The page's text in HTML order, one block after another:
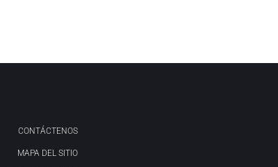
CONTÁCTENOS
MAPA DEL SITIO